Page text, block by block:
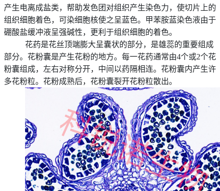
产生电离成盐类，帮助发色团对组织产生染色力，使切片上的
组织细胞着色，可染细胞核使之呈蓝色。甲苯胺蓝染色液由于
硼酸盐缓冲液呈强碱性，更利于组织细胞的着色。
花药是花丝顶端膨大呈囊状的部分，是雄蕊的重要组成
部分。花粉囊是产生花粉的地方。每一花药通常由4个或2个花
粉囊组成，左右对称分开，中间以药隔相连。花粉囊内产生许
多花粉粒。花粉成熟后，花粉囊裂开花粉粒散出。